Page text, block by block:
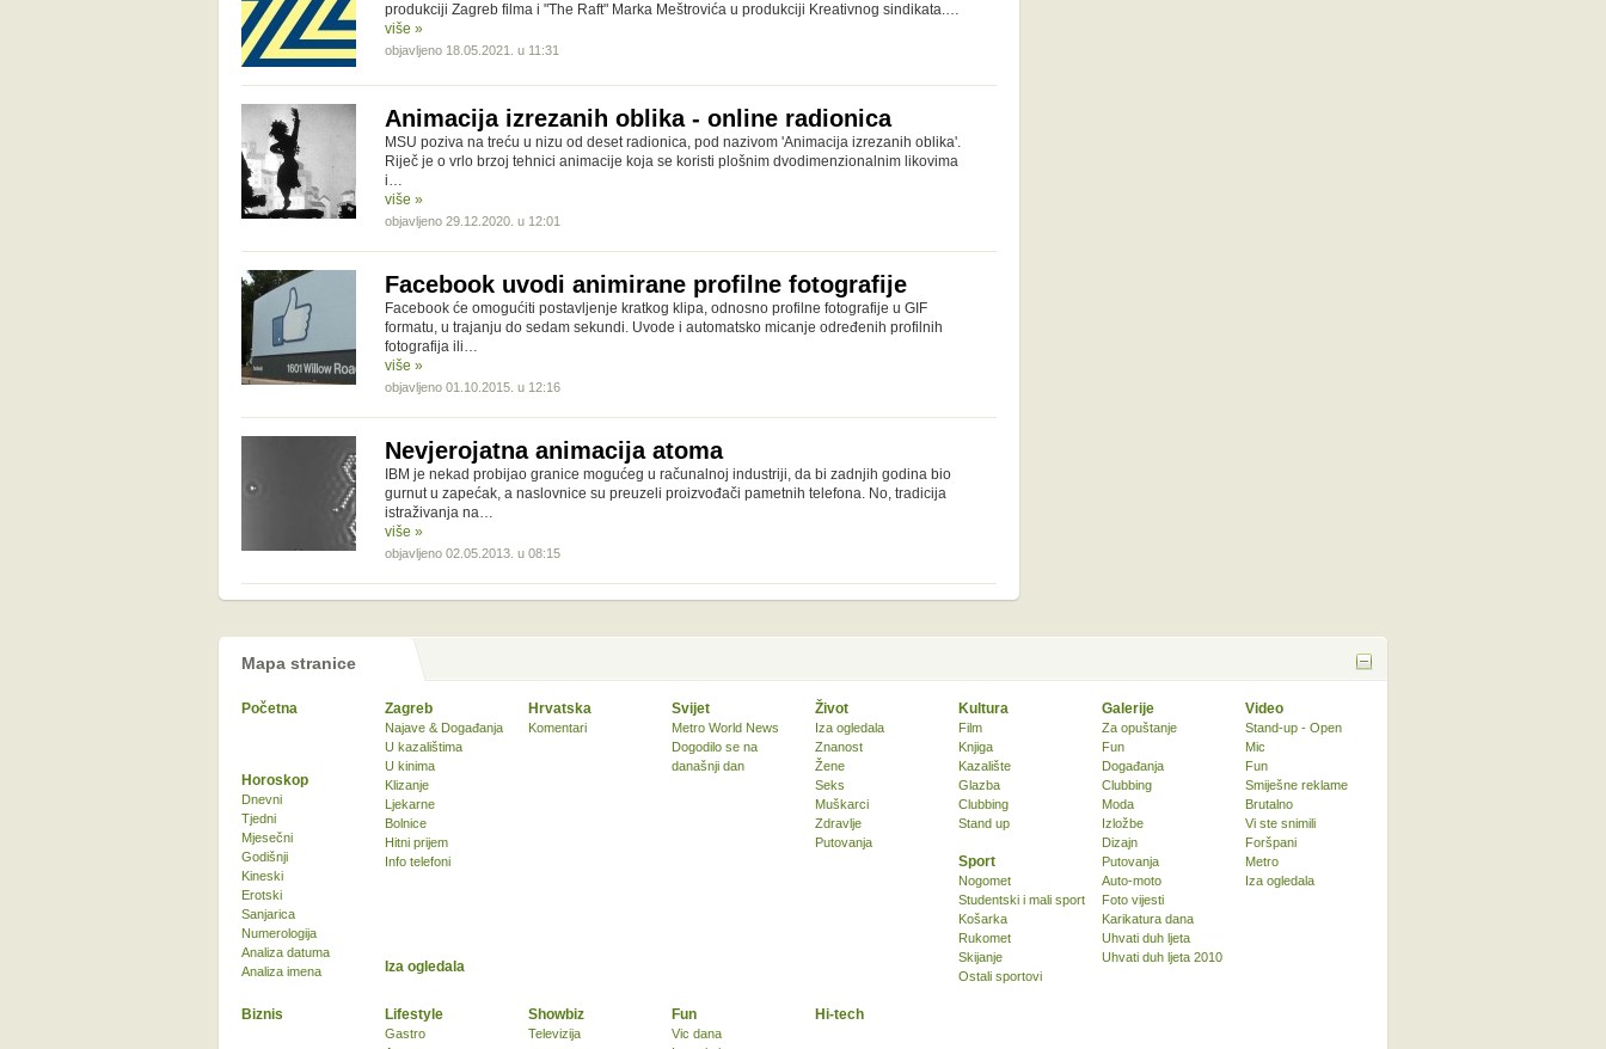
produkciji Zagreb filma i "The Raft" Marka Meštrovića u produkciji Kreativnog sindikata.…
više »
objavljeno 18.05.2021. u 11:31
Animacija izrezanih oblika - online radionica
MSU poziva na treću u nizu od deset radionica, pod nazivom 'Animacija izrezanih oblika'.
Riječ je o vrlo brzoj tehnici animacije koja se koristi plošnim dvodimenzionalnim likovima
i…
više »
objavljeno 29.12.2020. u 12:01
Facebook uvodi animirane profilne fotografije
Facebook će omogućiti postavljenje kratkog klipa, odnosno profilne fotografije u GIF
formatu, u trajanju do sedam sekundi. Uvode i automatsko micanje određenih profilnih
fotografija ili…
više »
objavljeno 01.10.2015. u 12:16
Nevjerojatna animacija atoma
IBM je nekad probijao granice mogućeg u računalnoj industriji, da bi zadnjih godina bio
gurnut u zapećak, a naslovnice su preuzeli proizvođači pametnih telefona. No, tradicija
istraživanja na…
više »
objavljeno 02.05.2013. u 08:15
Mapa stranice
Početna Zagreb
Najave & Događanja
U kazalištima
U kinima
Klizanje
Ljekarne
Bolnice
Hitni prijem
Info telefoni
Hrvatska
Komentari
Svijet
Metro World News
Dogodilo se na
današnji dan
Život
Iza ogledala
Znanost
Žene
Seks
Muškarci
Zdravlje
Putovanja
Kultura
Film
Knjiga
Kazalište
Glazba
Clubbing
Stand up
Sport
Nogomet
Studentski i mali sport
Košarka
Rukomet
Skijanje
Ostali sportovi
Biznis Lifestyle
Gastro
Showbiz
Televizija
Fun
Vic dana
Horoskop
Dnevni
Tjedni
Mjesečni
Godišnji
Kineski
Erotski
Sanjarica
Numerologija
Analiza datuma
Analiza imena
Iza ogledala
Hi-tech
Galerije
Za opuštanje
Fun
Događanja
Clubbing
Moda
Izložbe
Dizajn
Putovanja
Auto-moto
Foto vijesti
Karikatura dana
Uhvati duh ljeta
Uhvati duh ljeta 2010
Video
Stand-up - Open
Mic
Fun
Smiješne reklame
Brutalno
Vi ste snimili
Foršpani
Metro
Iza ogledala